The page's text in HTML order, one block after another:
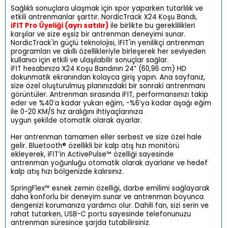
Sağlıklı sonuçlara ulaşmak için spor yaparken tutarlılık ve
etkili antrenmanlar şarttır. NordicTrack X24 Koşu Bandı,
iFIT Pro Üyeliği (ayrı satılır) ile birlikte bu gereklilikleri
karşılar ve size eşsiz bir antrenman deneyimi sunar.
NordicTrack'in güçlü teknolojisi, iFIT'in yenilikçi antrenman
programları ve akıllı özellikleriyle birleşerek her seviyeden
kullanıcı için etkili ve ulaşılabilir sonuçlar sağlar.
iFIT hesabınıza X24 Koşu Bandının 24” (60,96 cm) HD
dokunmatik ekranından kolayca giriş yapın. Ana sayfanız,
size özel oluşturulmuş planınızdaki bir sonraki antrenmanı
görüntüler. Antrenman sırasında iFIT, performansınızı takip
eder ve %40’a kadar yukarı eğim, -%6’ya kadar aşağı eğim
ile 0-20 KM/S hız aralığını ihtiyaçlarınıza
uygun şekilde otomatik olarak ayarlar.
Her antrenman tamamen eller serbest ve size özel hale
gelir. Bluetooth® özellikli bir kalp atış hızı monitörü
ekleyerek, iFIT’in ActivePulse™ özelliği sayesinde
antrenman yoğunluğu otomatik olarak ayarlanır ve hedef
kalp atış hızı bölgenizde kalırsınız.
SpringFlex™ esnek zemin özelliği, darbe emilimi sağlayarak
daha konforlu bir deneyim sunar ve antrenman boyunca
dengenizi korumanıza yardımcı olur. Dahili fan, sizi serin ve
rahat tutarken, USB-C portu sayesinde telefonunuzu
antrenman süresince şarjda tutabilirsiniz.